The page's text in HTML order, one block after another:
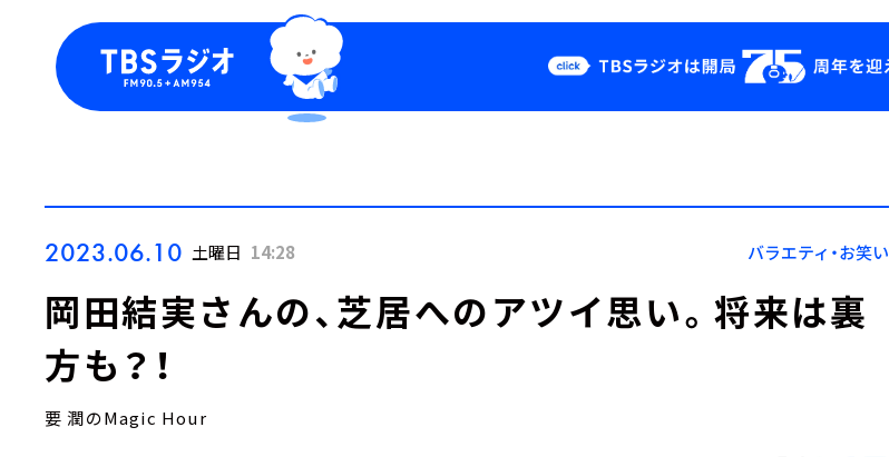
Podcast
YouTube
会社情報
2023.06.10 土曜日 14:28 バラエティ・お笑い
岡田結実さんの、芝居へのアツイ思い。将来は裏
方も？！
要 潤のMagic Hour